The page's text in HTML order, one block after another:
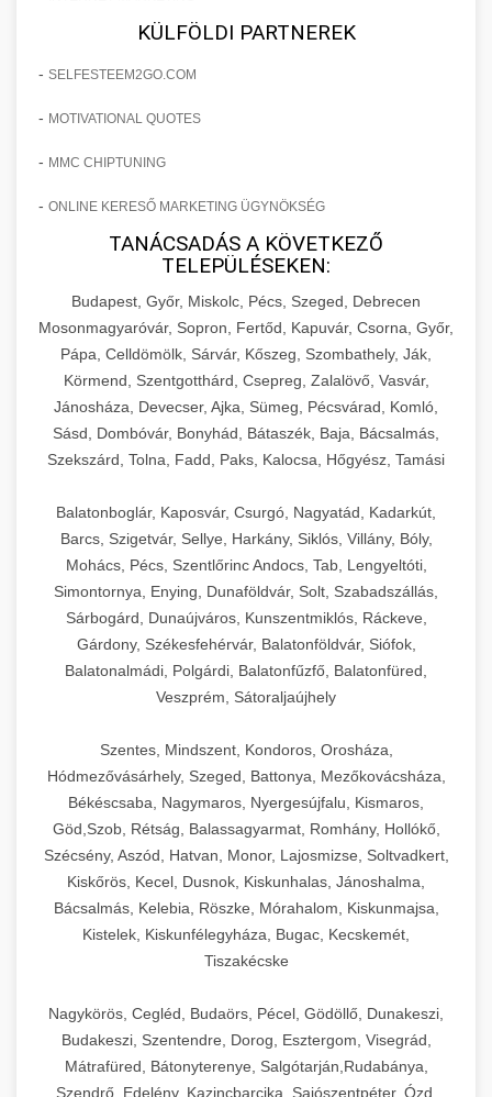
KÜLFÖLDI PARTNEREK
- SELFESTEEM2GO.COM
- MOTIVATIONAL QUOTES
- MMC CHIPTUNING
- ONLINE KERESŐ MARKETING ÜGYNÖKSÉG
TANÁCSADÁS A KÖVETKEZŐ
TELEPÜLÉSEKEN:
Budapest, Győr, Miskolc, Pécs, Szeged, Debrecen
Mosonmagyaróvár, Sopron, Fertőd, Kapuvár, Csorna, Győr,
Pápa, Celldömölk, Sárvár, Kőszeg, Szombathely, Ják,
Körmend, Szentgotthárd, Csepreg, Zalalövő, Vasvár,
Jánosháza, Devecser, Ajka, Sümeg, Pécsvárad, Komló,
Sásd, Dombóvár, Bonyhád, Bátaszék, Baja, Bácsalmás,
Szekszárd, Tolna, Fadd, Paks, Kalocsa, Hőgyész, Tamási
Balatonboglár, Kaposvár, Csurgó, Nagyatád, Kadarkút,
Barcs, Szigetvár, Sellye, Harkány, Siklós, Villány, Bóly,
Mohács, Pécs, Szentlőrinc Andocs, Tab, Lengyeltóti,
Simontornya, Enying, Dunaföldvár, Solt, Szabadszállás,
Sárbogárd, Dunaújváros, Kunszentmiklós, Ráckeve,
Gárdony, Székesfehérvár, Balatonföldvár, Siófok,
Balatonalmádi, Polgárdi, Balatonfűzfő, Balatonfüred,
Veszprém, Sátoraljaújhely
Szentes, Mindszent, Kondoros, Orosháza,
Hódmezővásárhely, Szeged, Battonya, Mezőkovácsháza,
Békéscsaba, Nagymaros, Nyergesújfalu, Kismaros,
Göd,Szob, Rétság, Balassagyarmat, Romhány, Hollókő,
Szécsény, Aszód, Hatvan, Monor, Lajosmizse, Soltvadkert,
Kiskőrös, Kecel, Dusnok, Kiskunhalas, Jánoshalma,
Bácsalmás, Kelebia, Röszke, Mórahalom, Kiskunmajsa,
Kistelek, Kiskunfélegyháza, Bugac, Kecskemét,
Tiszakécske
Nagykörös, Cegléd, Budaörs, Pécel, Gödöllő, Dunakeszi,
Budakeszi, Szentendre, Dorog, Esztergom, Visegrád,
Mátrafüred, Bátonyterenye, Salgótarján,Rudabánya,
Szendrő, Edelény, Kazincbarcika, Sajószentpéter, Ózd,